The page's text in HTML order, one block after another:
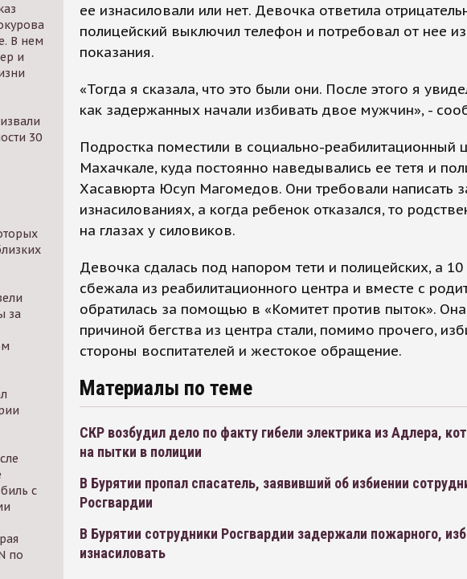
В нем
и
30
за
с
по
ее изнасиловали или нет. Девочка ответила
полицейский выключил телефон и потребовал от нее
показания.
«Тогда я сказала, что это были они. После этого я
как задержанных начали избивать двое мужчин», -
Подростка поместили в социально-реабилитационный
Махачкале, куда постоянно наведывались ее тетя и
Хасавюрта Юсуп Магомедов. Они требовали написать
изнасилованиях, а когда ребенок отказался, то
на глазах у силовиков.
Девочка сдалась под напором тети и полицейских, а 10
сбежала из реабилитационного центра и вместе с
обратилась за помощью в «Комитет против пыток». Она
причиной бегства из центра стали, помимо прочего,
стороны воспитателей и жестокое обращение.
Материалы по теме
СКР возбудил дело по факту гибели электрика из Адлера,
на пытки в полиции
В Бурятии пропал спасатель, заявивший об избиении
Росгвардии
В Бурятии сотрудники Росгвардии задержали пожарного,
изнасиловать